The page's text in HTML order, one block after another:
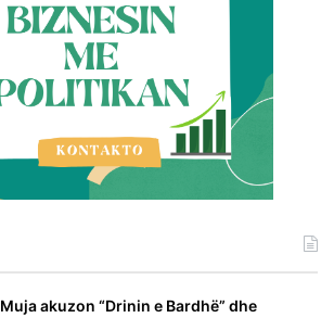
Muja akuzon “Drinin e Bardhë” dhe